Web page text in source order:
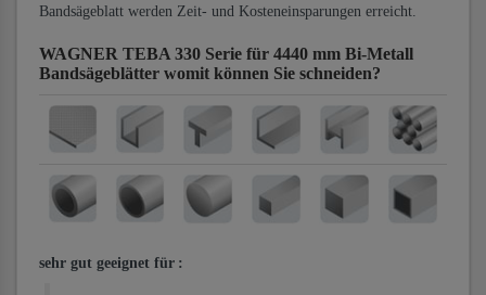
Bandsägeblatt werden Zeit- und Kosteneinsparungen erreicht.
WAGNER TEBA 330 Serie für 4440 mm Bi-Metall
Bandsägeblätter womit können Sie schneiden?
sehr gut geeignet für :